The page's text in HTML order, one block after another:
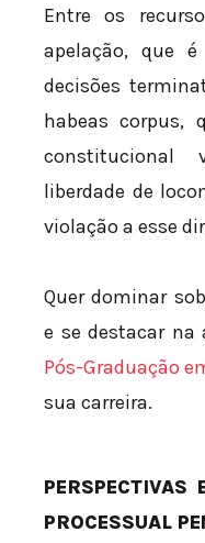
Entre os
apelação, que
decisões
habeas corpus,
constitucional
liberdade de
violação a esse
Quer dominar
e se destacar na
Pós-Graduação
sua carreira.
PROCESSUAL